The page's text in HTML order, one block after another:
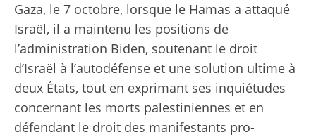
Gaza, le 7 octobre, lorsque le Hamas a attaqué
Israël, il a maintenu les positions de
l’administration Biden, soutenant le droit
d’Israël à l’autodéfense et une solution ultime à
deux États, tout en exprimant ses inquiétudes
concernant les morts palestiniennes et en
défendant le droit des manifestants pro-